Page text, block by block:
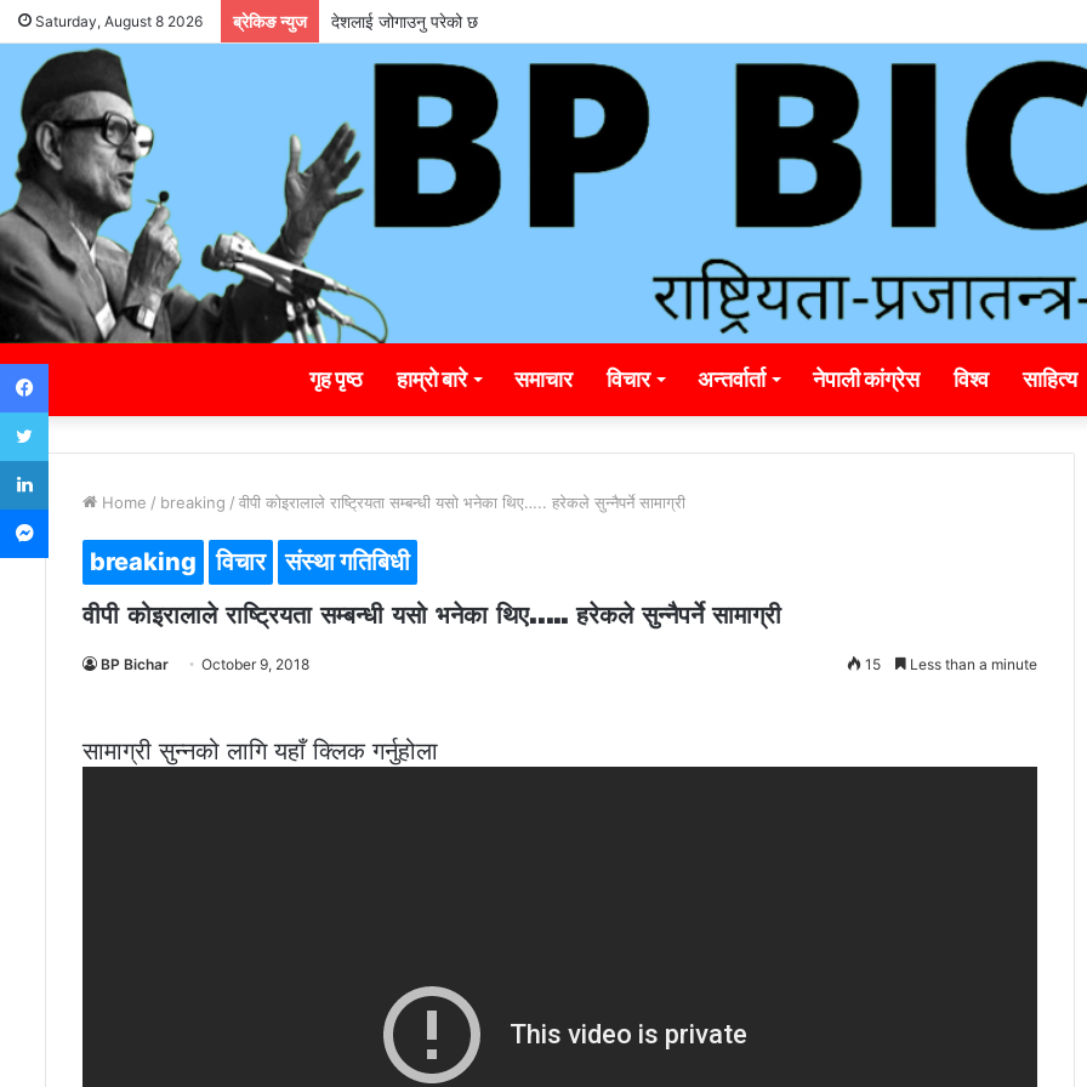
Saturday, August 8 2026 ब्रेकिङ न्युज देशलाई जोगाउनु परेको छ
गृह पृष्ठ हाम्रो बारे समाचार विचार अन्तर्वार्ता नेपाली कांग्रेस विश्व साहित्य
Home / breaking / वीपी कोइरालाले राष्ट्रियता सम्बन्धी यसो भनेका थिए….. हरेकले सुन्नैपर्ने सामाग्री
breaking विचार संस्था गतिबिधी
वीपी कोइरालाले राष्ट्रियता सम्बन्धी यसो भनेका थिए….. हरेकले सुन्नैपर्ने सामाग्री
BP Bichar October 9, 2018 15 Less than a minute
सामाग्री सुन्नको लागि यहाँ क्लिक गर्नुहोला
Facebook
Twitter
LinkedIn
Messenger